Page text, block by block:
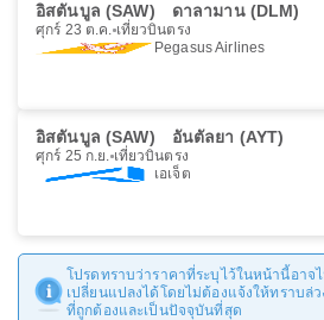
อิสตันบูล (SAW) ดาลามาน (DLM)
ศุกร์ 23 ต.ค. เที่ยวบินตรง
Pegasus Airlines
อิสตันบูล (SAW) อันตัลยา (AYT)
ศุกร์ 25 ก.ย. เที่ยวบินตรง
เอเจ็ต
โปรดทราบว่าราคาที่ระบุไว้ในหน้านี้อาจ
เปลี่ยนแปลงได้โดยไม่ต้องแจ้งให้ทราบล่
ที่ถูกต้องและเป็นปัจจุบันที่สุด